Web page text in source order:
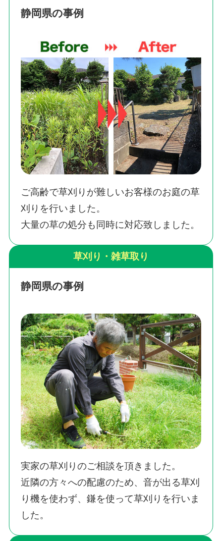
静岡県の事例
ご高齢で草刈りが難しいお客様のお庭の草
刈りを行いました。
大量の草の処分も同時に対応致しました。
草刈り・雑草取り
静岡県の事例
実家の草刈りのご相談を頂きました。
近隣の方々への配慮のため、音が出る草刈
り機を使わず、鎌を使って草刈りを行いま
した。